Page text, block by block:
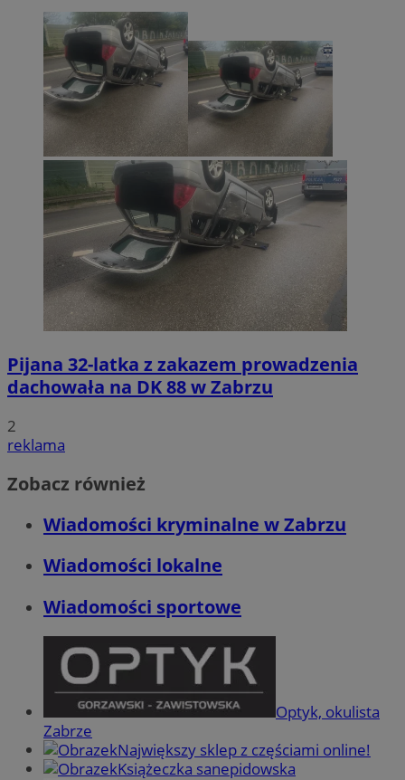
Pijana 32-latka z zakazem prowadzenia
dachowała na DK 88 w Zabrzu
2
reklama
Zobacz również
Wiadomości kryminalne w Zabrzu
Wiadomości lokalne
Wiadomości sportowe
Optyk, okulista
Zabrze
Największy sklep z częściami online!
Książeczka sanepidowska